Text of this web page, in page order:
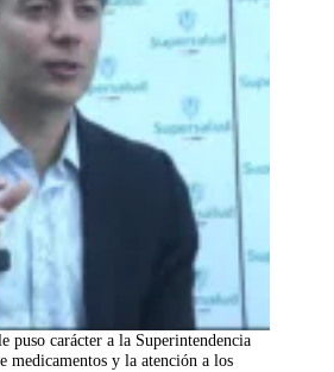
puso carácter a la Superintendencia
medicamentos y la atención a los